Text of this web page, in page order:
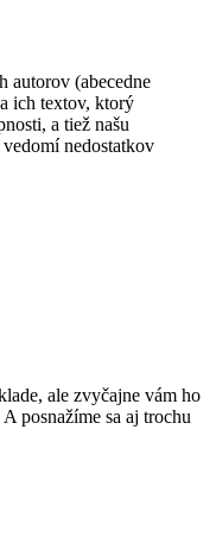
autorov (abecedne
ich textov, ktorý
a tiež našu
nedostatkov
ale zvyčajne vám ho
posnažíme sa aj trochu